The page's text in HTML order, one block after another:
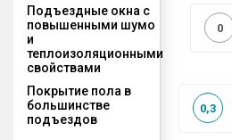
Подъездные окна с
повышенными шумо
и
теплоизоляционными
свойствами
0
Покрытие пола в
большинстве
подъездов
0,3